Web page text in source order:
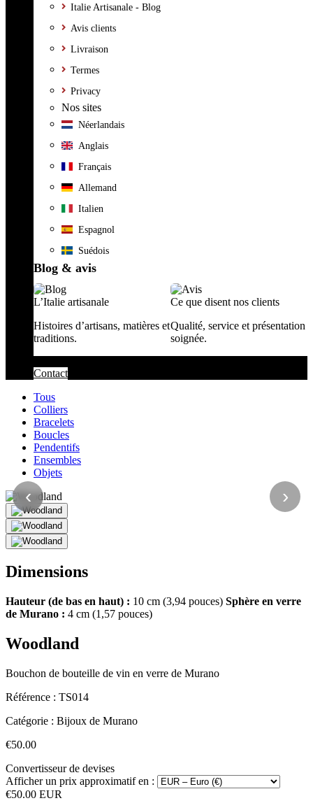
Italie Artisanale - Blog
Avis clients
Livraison
Termes
Privacy
Nos sites
Néerlandais
Anglais
Français
Allemand
Italien
Espagnol
Suédois
Blog & avis
L’Italie artisanale
Histoires d’artisans, matières et
traditions.
Ce que disent nos clients
Qualité, service et présentation
soignée.
Contact
Tous
Colliers
Bracelets
Boucles
Pendentifs
Ensembles
Objets
‹ ›
Dimensions
Hauteur (de bas en haut) : 10 cm (3,94 pouces) Sphère en verre
de Murano : 4 cm (1,57 pouces)
Woodland
Bouchon de bouteille de vin en verre de Murano
Référence : TS014
Catégorie : Bijoux de Murano
€50.00
Convertisseur de devises
Afficher un prix approximatif en :
€50.00 EUR